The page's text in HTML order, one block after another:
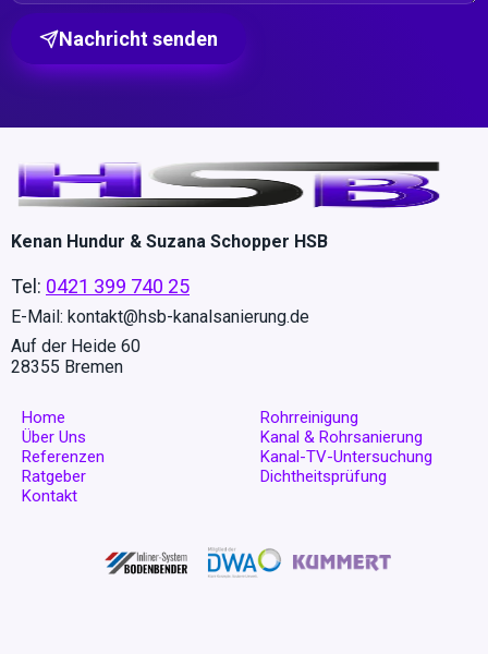
Nachricht senden
Kenan Hundur & Suzana Schopper HSB
Tel: 0421 399 740 25
E-Mail: kontakt@hsb-kanalsanierung.de
Auf der Heide 60
28355 Bremen
Home
Über Uns
Referenzen
Ratgeber
Kontakt
Rohrreinigung
Kanal & Rohrsanierung
Kanal-TV-Untersuchung
Dichtheitsprüfung